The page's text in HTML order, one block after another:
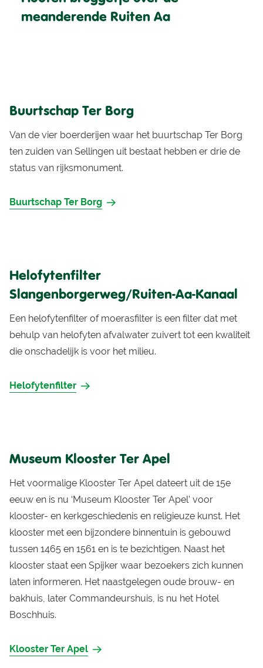
meanderende Ruiten Aa
Buurtschap Ter Borg
Van de vier boerderijen waar het buurtschap Ter Borg
ten zuiden van Sellingen uit bestaat hebben er drie de
status van rijksmonument.
Buurtschap Ter Borg
Helofytenfilter
Slangenborgerweg/Ruiten-Aa-Kanaal
Een helofytenfilter of moerasfilter is een filter dat met
behulp van helofyten afvalwater zuivert tot een kwaliteit
die onschadelijk is voor het milieu.
Helofytenfilter
Museum Klooster Ter Apel
Het voormalige Klooster Ter Apel dateert uit de 15e
eeuw en is nu ‘Museum Klooster Ter Apel’ voor
klooster- en kerkgeschiedenis en religieuze kunst. Het
klooster met een bijzondere binnentuin is gebouwd
tussen 1465 en 1561 en is te bezichtigen. Naast het
klooster staat een Spijker waar bezoekers zich kunnen
laten informeren. Het naastgelegen oude brouw- en
bakhuis, later Commandeurshuis, is nu het Hotel
Boschhuis.
Klooster Ter Apel